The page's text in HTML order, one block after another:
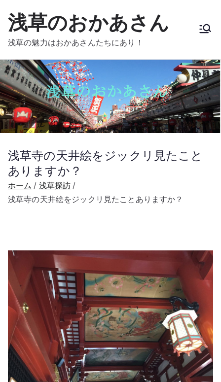
キ
ッ
プ
浅草のおかあさん
浅草の魅力はおかあさんたちにあり！
浅草寺の天井絵をジックリ見たこと
ありますか？
ホーム
浅草探訪
浅草寺の天井絵をジックリ見たことありますか？